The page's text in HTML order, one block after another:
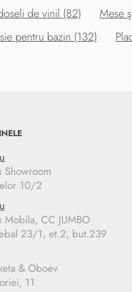
de vinil (82) Mese
pentru bazin (132)
Showroom
10/2
Mobila, CC JUMBO
23/1, et.2, but.239
& Oboev
11